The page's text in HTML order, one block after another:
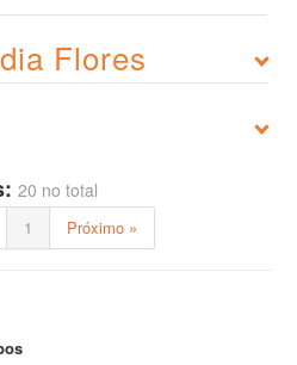
Flores
20 no total
1 Próximo »